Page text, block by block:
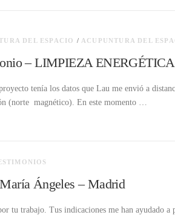
DEL ESPACIO / ACUPUNTURA DEL
– LIMPIEZA
tenía los datos que Lau me envió a
(norte magnético). En este momento …
Ángeles – Madrid
tu trabajo. Tus indicaciones me han ayudado